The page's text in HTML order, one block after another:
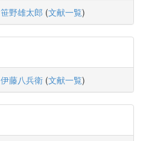
笹野雄太郎 (文献一覧)
伊藤八兵衛 (文献一覧)